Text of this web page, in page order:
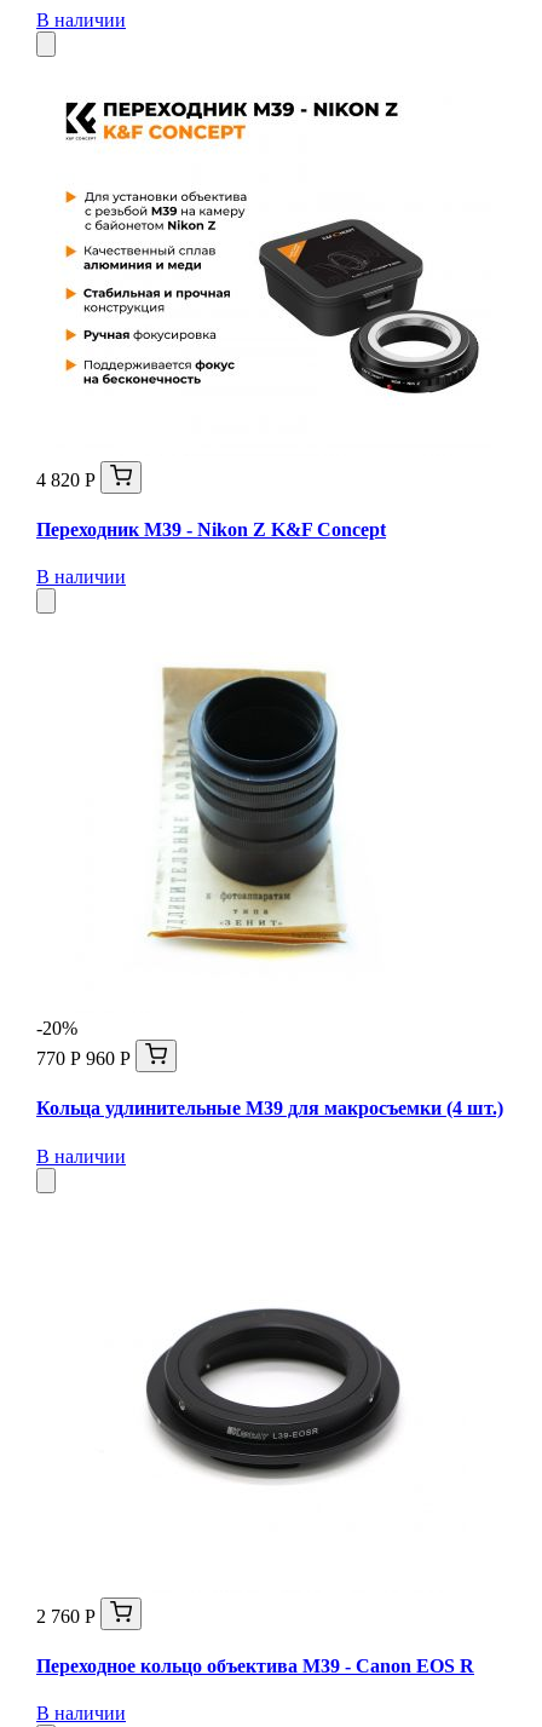
В наличии
4 820 Р
Переходник M39 - Nikon Z K&F Concept
В наличии
-20%
770 Р 960 Р
Кольца удлинительные М39 для макросъемки (4 шт.)
В наличии
2 760 Р
Переходное кольцо объектива M39 - Canon EOS R
В наличии